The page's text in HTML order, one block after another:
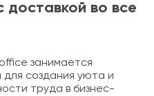
во все
занимается
создания уюта и
труда в бизнес-